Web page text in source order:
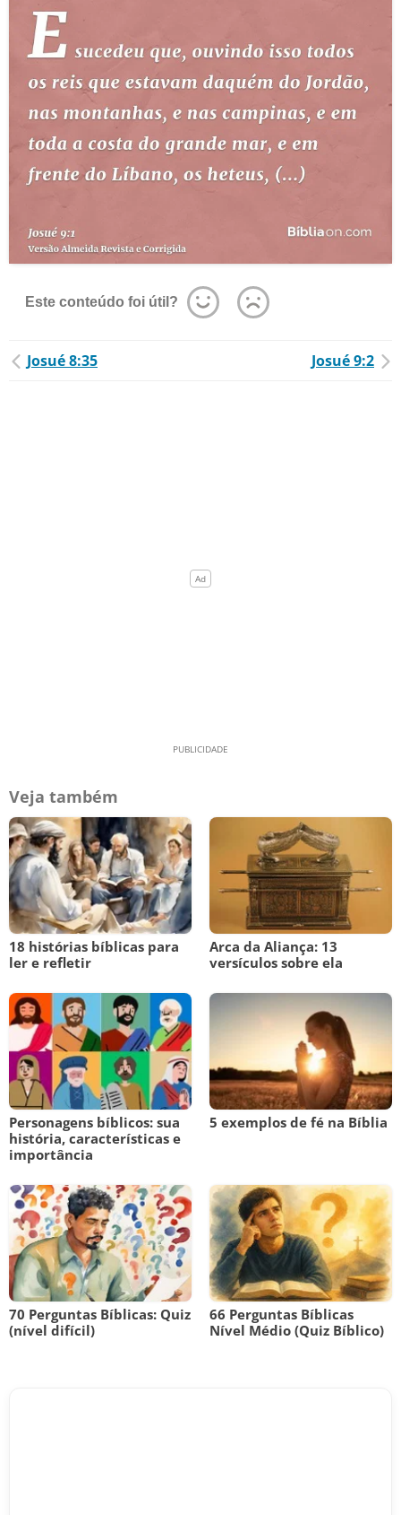
Este conteúdo foi útil?
Josué 8:35 Josué 9:2
Veja também
18 histórias bíblicas para
ler e refletir
Arca da Aliança: 13
versículos sobre ela
Personagens bíblicos: sua
história, características e
importância
5 exemplos de fé na Bíblia
70 Perguntas Bíblicas: Quiz
(nível difícil)
66 Perguntas Bíblicas
Nível Médio (Quiz Bíblico)